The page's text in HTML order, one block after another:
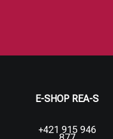
E-SHOP REA-S
+421 915 946